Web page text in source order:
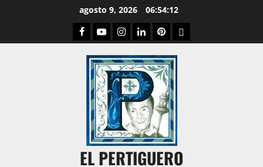
agosto 9, 2026 06:54:13
Facebook
YoutubeInstagram
LinkedPinterestDribbble
EL PERTIGUERO